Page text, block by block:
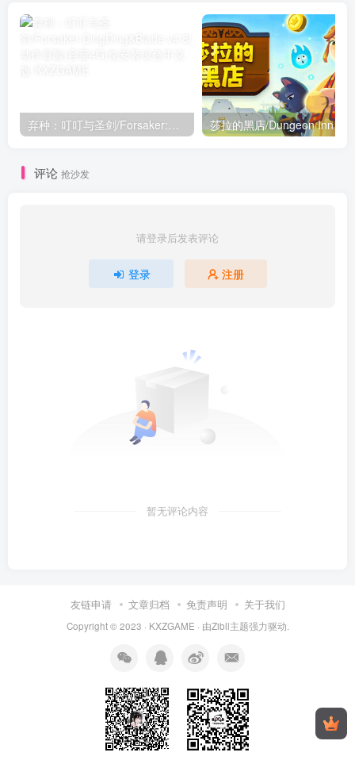
评论 抢沙发
请登录后发表评论
登录 注册
暂无评论内容
友链申请 文章归档 免责声明 关于我们
Copyright © 2023 · KXZGAME · 由Zibll主题强力驱动.